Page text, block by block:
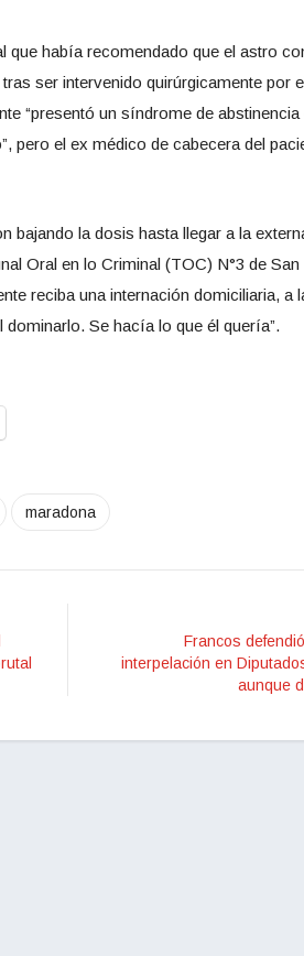
que había recomendado que el astro
ser intervenido quirúrgicamente por
“presentó un síndrome de abstinencia
pero el ex médico de cabecera del
bajando la dosis hasta llegar a la
Oral en lo Criminal (TOC) N°3 de
reciba una internación domiciliaria, a
Se hacía lo que él quería”.
maradona
Francos
interpelación en
aunque